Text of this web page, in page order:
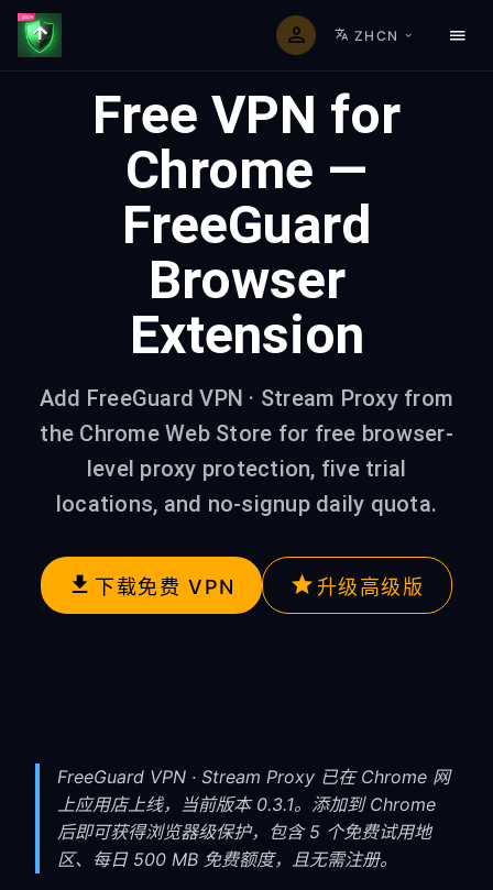
ZHCN
Free VPN for
Chrome —
FreeGuard
Browser
Extension
Add FreeGuard VPN · Stream Proxy from
the Chrome Web Store for free browser-
level proxy protection, five trial
locations, and no-signup daily quota.
下载免费 VPN 升级高级版
FreeGuard VPN · Stream Proxy 已在 Chrome 网
上应用店上线，当前版本 0.3.1。添加到 Chrome
后即可获得浏览器级保护，包含 5 个免费试用地
区、每日 500 MB 免费额度，且无需注册。